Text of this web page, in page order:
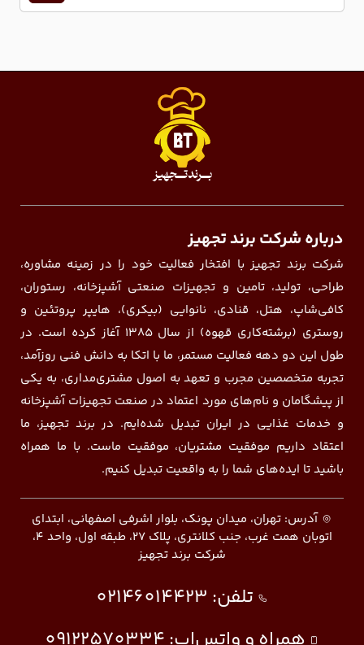
درباره شرکت برند تجهیز
شرکت برند تجهیز با افتخار فعالیت خود را در زمینه مشاوره،
طراحی، تولید، تامین و تجهیزات صنعتی آشپزخانه، رستوران،
کافی‌شاپ، هتل، قنادی، نانوایی (بیکری)، هایپر پروتئین و
روستری (برشته‌کاری قهوه) از سال ۱۳۸۵ آغاز کرده است. در
طول این دو دهه فعالیت مستمر، ما با اتکا به دانش فنی روزآمد،
تجربه متخصصین مجرب و تعهد به اصول مشتری‌مداری، به یکی
از پیشگامان و نام‌های مورد اعتماد در صنعت تجهیزات آشپزخانه
و خدمات غذایی در ایران تبدیل شده‌ایم. در برند تجهیز، ما
اعتقاد داریم موفقیت مشتریان، موفقیت ماست. با ما همراه
باشید تا ایده‌های شما را به واقعیت تبدیل کنیم.
آدرس: تهران، میدان پونک، بلوار اشرفی اصفهانی، ابتدای
اتوبان همت غرب، جنب کلانتری، پلاک ۲۷، طبقه اول، واحد ۴،
شرکت برند تجهیز
تلفن: 02146014423